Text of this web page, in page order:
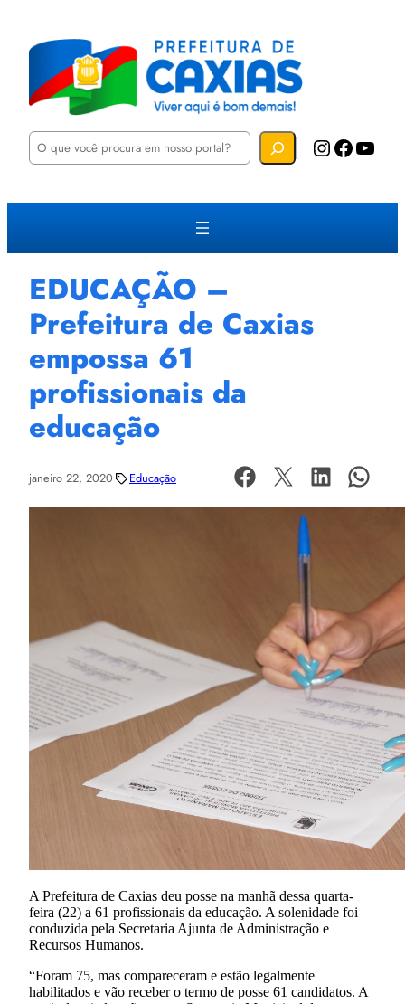
P
u
a
Instagram Facebook YouTube
EDUCAÇÃO –
Prefeitura de Caxias
empossa 61
profissionais da
educação
janeiro 22, 2020 Educação
A Prefeitura de Caxias deu posse na manhã dessa quarta-
feira (22) a 61 profissionais da educação. A solenidade foi
conduzida pela Secretaria Ajunta de Administração e
Recursos Humanos.
“Foram 75, mas compareceram e estão legalmente
habilitados e vão receber o termo de posse 61 candidatos. A